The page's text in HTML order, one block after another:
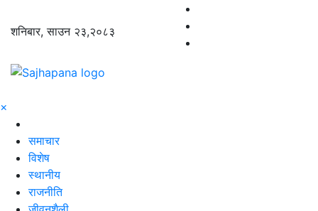
शनिबार, साउन २३,२०८३
×
समाचार
विशेष
स्थानीय
राजनीति